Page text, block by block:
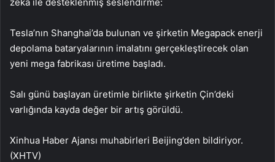
Tesla’nın Shanghai’da bulunan ve şirketin Megapack enerji
depolama bataryalarının imalatını gerçekleştirecek olan
yeni mega fabrikası üretime başladı.
Salı günü başlayan üretimle birlikte şirketin Çin’deki
varlığında kayda değer bir artış görüldü.
Xinhua Haber Ajansı muhabirleri Beijing’den bildiriyor.
(XHTV)